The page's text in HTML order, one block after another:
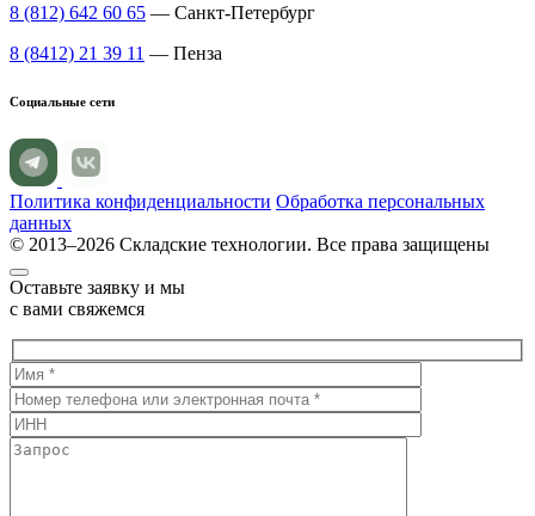
8 (812) 642 60 65 — Санкт-Петербург
8 (8412) 21 39 11 — Пенза
Социальные сети
Политика конфиденциальности Обработка персональных
данных
© 2013–2026 Складские технологии. Все права защищены
Оставьте заявку и мы
с вами свяжемся